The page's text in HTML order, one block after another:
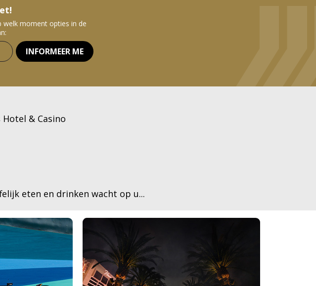
welk moment opties in de
INFORMEER ME
& Casino
eten en drinken wacht op u...